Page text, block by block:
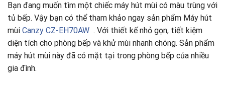
Bạn đang muốn tìm một chiếc máy hút mùi có màu trùng với
tủ bếp. Vậy bạn có thể tham khảo ngay sản phẩm Máy hút
mùi Canzy CZ-EH70AW . Với thiết kế nhỏ gọn, tiết kiệm
diện tích cho phòng bếp và khử mùi nhanh chóng. Sản phẩm
máy hút mùi này đã có mặt tại trong phòng bếp của nhiều
gia đình.